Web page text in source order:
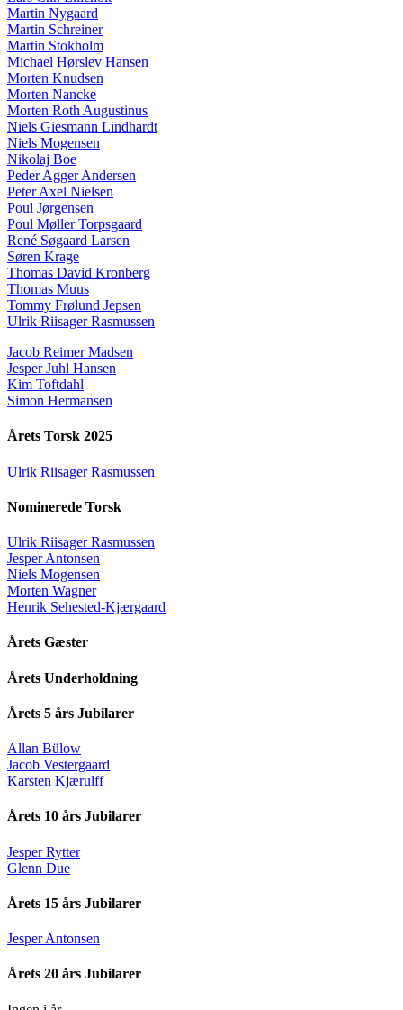
Martin Nygaard
Martin Schreiner
Martin Stokholm
Michael Hørslev Hansen
Morten Knudsen
Morten Nancke
Morten Roth Augustinus
Niels Giesmann Lindhardt
Niels Mogensen
Nikolaj Boe
Peder Agger Andersen
Peter Axel Nielsen
Poul Jørgensen
Poul Møller Torpsgaard
René Søgaard Larsen
Søren Krage
Thomas David Kronberg
Thomas Muus
Tommy Frølund Jepsen
Ulrik Riisager Rasmussen
Jacob Reimer Madsen
Jesper Juhl Hansen
Kim Toftdahl
Simon Hermansen
Årets Torsk 2025
Ulrik Riisager Rasmussen
Nominerede Torsk
Ulrik Riisager Rasmussen
Jesper Antonsen
Niels Mogensen
Morten Wagner
Henrik Sehested-Kjærgaard
Årets Gæster
Årets Underholdning
Årets 5 års Jubilarer
Allan Bülow
Jacob Vestergaard
Karsten Kjærulff
Årets 10 års Jubilarer
Jesper Rytter
Glenn Due
Årets 15 års Jubilarer
Jesper Antonsen
Årets 20 års Jubilarer